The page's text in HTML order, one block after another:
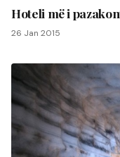
Hoteli më i
26 Jan 2015